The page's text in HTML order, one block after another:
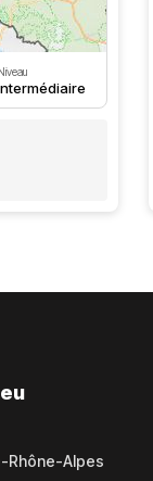
Rhône-Alpes